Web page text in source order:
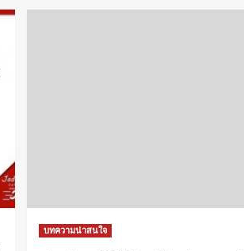
ประกาศ
บทความน่าสนใจ